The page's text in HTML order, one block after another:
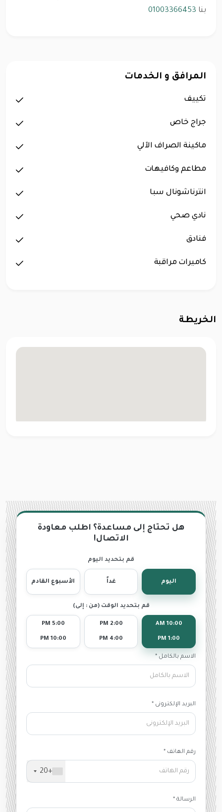
بنا 01003366453
المرافق و الخدمات
تكييف
جراج خاص
ماكينة الصراف الآلي
مطاعم وكافيهات
انترناشونال سبا
نادي صحي
فنادق
كاميرات مراقبة
الخريطة
هل تحتاج إلى مساعدة؟ اطلب معاودة
الاتصال!
قم بتحديد اليوم
اليوم غداً الأسبوع القادم
قم بتحديد الوقت (من : إلى)
10:00 AM
1:00 PM
2:00 PM
4:00 PM
5:00 PM
10:00 PM
الاسم بالكامل *
البريد الإلكترونى *
رقم الهاتف *
+20
الرسالة *